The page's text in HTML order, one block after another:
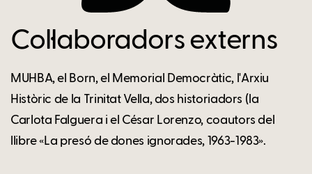
Col·laboradors externs
MUHBA, el Born, el Memorial Democràtic, l'Arxiu
Històric de la Trinitat Vella, dos historiadors (la
Carlota Falguera i el César Lorenzo, coautors del
llibre «La presó de dones ignorades, 1963-1983».